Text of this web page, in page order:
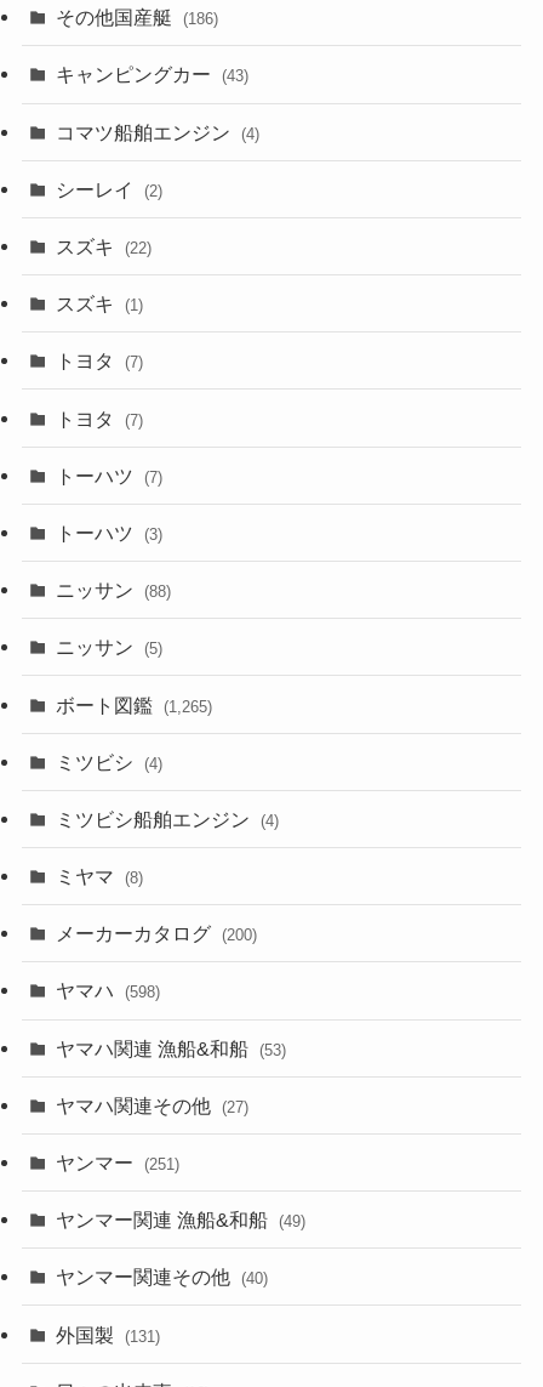
その他国産艇 (186)
キャンピングカー (43)
コマツ船舶エンジン (4)
シーレイ (2)
スズキ (22)
スズキ (1)
トヨタ (7)
トヨタ (7)
トーハツ (7)
トーハツ (3)
ニッサン (88)
ニッサン (5)
ボート図鑑 (1,265)
ミツビシ (4)
ミツビシ船舶エンジン (4)
ミヤマ (8)
メーカーカタログ (200)
ヤマハ (598)
ヤマハ関連 漁船&和船 (53)
ヤマハ関連その他 (27)
ヤンマー (251)
ヤンマー関連 漁船&和船 (49)
ヤンマー関連その他 (40)
外国製 (131)